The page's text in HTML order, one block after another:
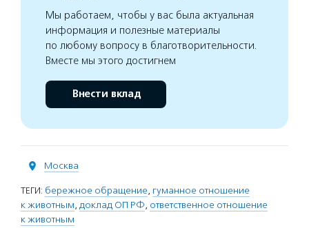
Мы работаем, чтобы у вас была актуальная
информация и полезные материалы
по любому вопросу в благотворительности.
Вместе мы этого достигнем
Внести вклад
Москва
ТЕГИ: бережное обращение, гуманное отношение
к животным, доклад ОП РФ, ответственное отношение
к животным